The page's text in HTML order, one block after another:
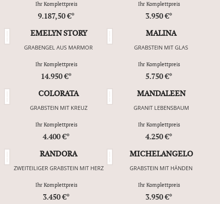
Ihr Komplettpreis
9.187,50 €*
Ihr Komplettpreis
3.950 €*
EMELYN STORY
GRABENGEL AUS MARMOR
Ihr Komplettpreis
14.950 €*
MALINA
GRABSTEIN MIT GLAS
Ihr Komplettpreis
5.750 €*
COLORATA
GRABSTEIN MIT KREUZ
Ihr Komplettpreis
4.400 €*
MANDALEEN
GRANIT LEBENSBAUM
Ihr Komplettpreis
4.250 €*
RANDORA
ZWEITEILIGER GRABSTEIN MIT HERZ
Ihr Komplettpreis
3.450 €*
MICHELANGELO
GRABSTEIN MIT HÄNDEN
Ihr Komplettpreis
3.950 €*